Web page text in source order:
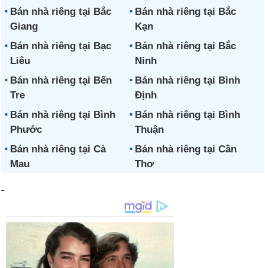
Bán nhà riêng tại Bắc
Giang
Bán nhà riêng tại Bắc
Kạn
Bán nhà riêng tại Bạc
Liêu
Bán nhà riêng tại Bắc
Ninh
Bán nhà riêng tại Bến
Tre
Bán nhà riêng tại Bình
Định
Bán nhà riêng tại Bình
Phước
Bán nhà riêng tại Bình
Thuận
Bán nhà riêng tại Cà
Mau
Bán nhà riêng tại Cần
Thơ